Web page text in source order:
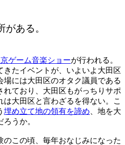
ある。
ゲーム音楽ショーが行われる。
きたイベントが、いよいよ大田区
場には大田区のオタク議員である
れており、大田区もがっちりサポ
大田区と言わざるを得ない。こ
埋め立て地の領有を諦め 、地を大
うか。
この頃、毎年おなじみになった